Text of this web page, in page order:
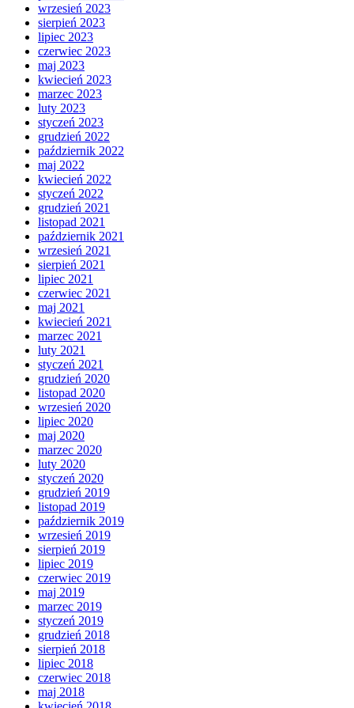
wrzesień 2023
sierpień 2023
lipiec 2023
czerwiec 2023
maj 2023
kwiecień 2023
marzec 2023
luty 2023
styczeń 2023
grudzień 2022
październik 2022
maj 2022
kwiecień 2022
styczeń 2022
grudzień 2021
listopad 2021
październik 2021
wrzesień 2021
sierpień 2021
lipiec 2021
czerwiec 2021
maj 2021
kwiecień 2021
marzec 2021
luty 2021
styczeń 2021
grudzień 2020
listopad 2020
wrzesień 2020
lipiec 2020
maj 2020
marzec 2020
luty 2020
styczeń 2020
grudzień 2019
listopad 2019
październik 2019
wrzesień 2019
sierpień 2019
lipiec 2019
czerwiec 2019
maj 2019
marzec 2019
styczeń 2019
grudzień 2018
sierpień 2018
lipiec 2018
czerwiec 2018
maj 2018